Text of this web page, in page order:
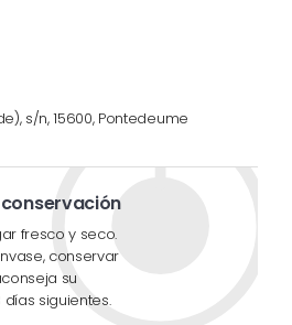
s/n, 15600, Pontedeume
fresco y seco.
conservar
su
siguientes.